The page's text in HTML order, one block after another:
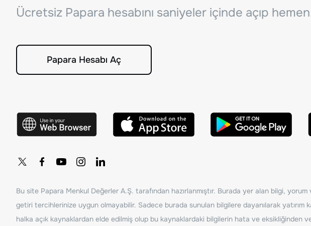
Ücretsiz Papara hesabını saniyeler içinde açıp
Papara Hesabı Aç
Bu site Papara Menkul Değerler A.Ş. tarafından hazırlanmıştır. Burada yer alan bilgi,
getiri tercihlerinize uygun olmayabilir. Sadece burada sunulan bilgilere dayanılarak
halka açık kaynaklardan elde edilmiş olup bu kaynaklardaki bilgilerin hata ve eksikliğinden